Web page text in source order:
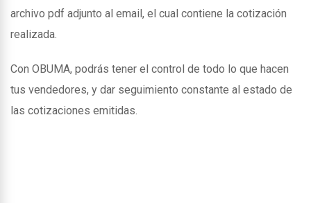
archivo pdf adjunto al email, el cual contiene la cotización
realizada.
Con OBUMA, podrás tener el control de todo lo que hacen
tus vendedores, y dar seguimiento constante al estado de
las cotizaciones emitidas.